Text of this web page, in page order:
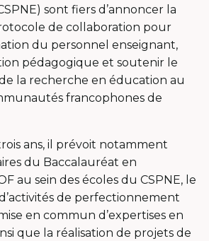
sont fiers d’annoncer la
de collaboration pour
du personnel enseignant,
pédagogique et soutenir le
la recherche en éducation au
francophones de
ans, il prévoit notamment
du Baccalauréat en
au sein des écoles du CSPNE, le
de perfectionnement
en commun d’expertises en
que la réalisation de projets de